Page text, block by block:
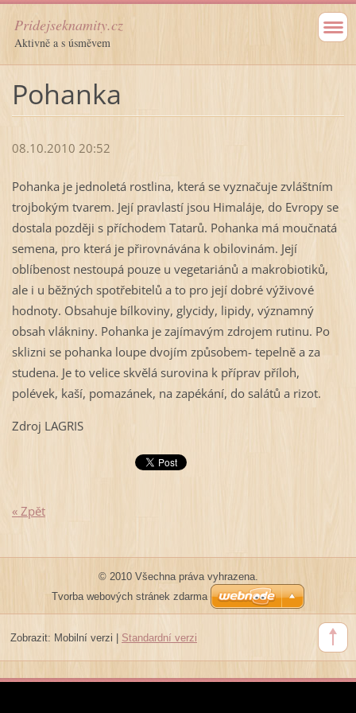
Pridejseknamity.cz
Aktivně a s úsměvem
Pohanka
08.10.2010 20:52
Pohanka je jednoletá rostlina, která se vyznačuje zvláštním
trojbokým tvarem. Její pravlastí jsou Himaláje, do Evropy se
dostala později s příchodem Tatarů. Pohanka má moučnatá
semena, pro která je přirovnávána k obilovinám. Její
oblíbenost nestoupá pouze u vegetariánů a makrobiotiků,
ale i u běžných spotřebitelů a to pro její dobré výživové
hodnoty. Obsahuje bílkoviny, glycidy, lipidy, významný
obsah vlákniny. Pohanka je zajímavým zdrojem rutinu. Po
sklizni se pohanka loupe dvojím způsobem- tepelně a za
studena. Je to velice skvělá surovina k příprav příloh,
polévek, kaší, pomazánek, na zapékání, do salátů a rizot.
Zdroj LAGRIS
« Zpět
© 2010 Všechna práva vyhrazena.
Tvorba webových stránek zdarma
Zobrazit: Mobilní verzi Standardní verzi